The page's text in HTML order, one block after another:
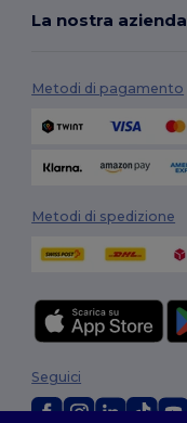
La nostra azienda
Metodi di pagamento
Metodi di spedizione
Seguici